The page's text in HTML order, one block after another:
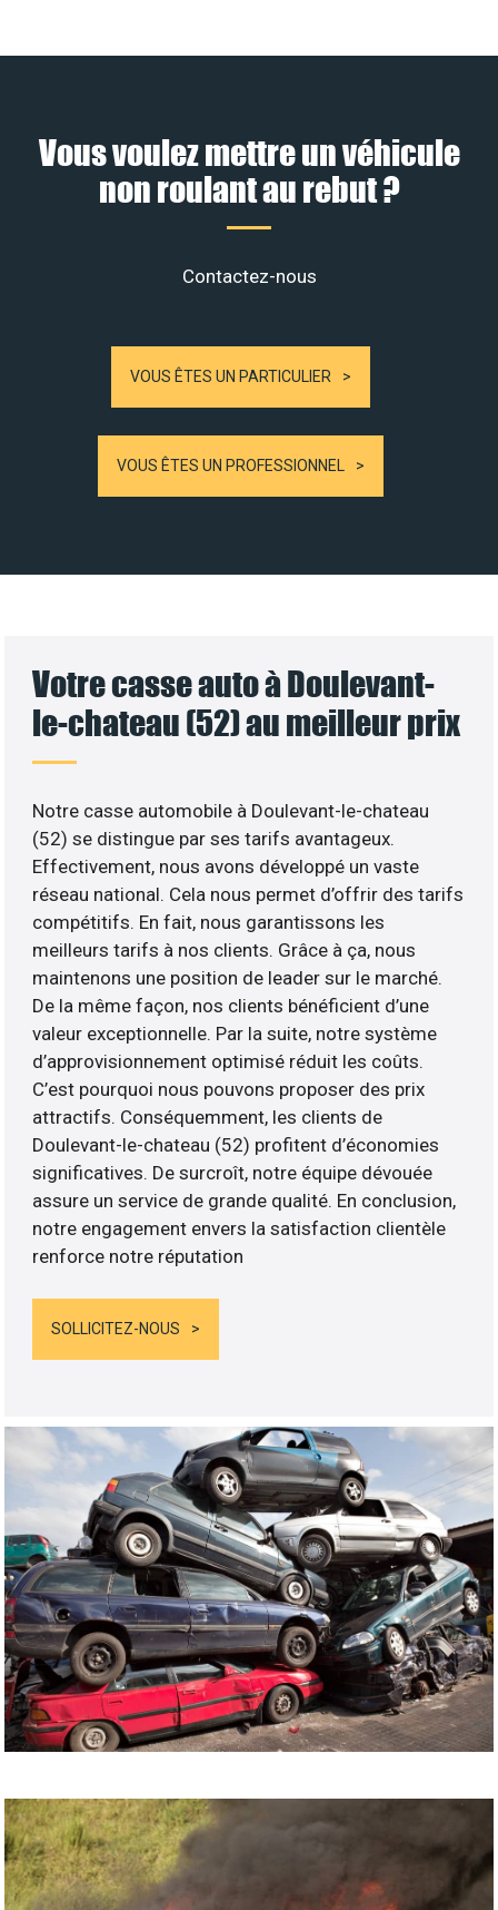
Vous voulez mettre un véhicule
non roulant au rebut ?
Contactez-nous
VOUS ÊTES UN PARTICULIER
VOUS ÊTES UN PROFESSIONNEL
Votre casse auto à Doulevant-
le-chateau (52) au meilleur prix
Notre casse automobile à Doulevant-le-chateau
(52) se distingue par ses tarifs avantageux.
Effectivement, nous avons développé un vaste
réseau national. Cela nous permet d’offrir des tarifs
compétitifs. En fait, nous garantissons les
meilleurs tarifs à nos clients. Grâce à ça, nous
maintenons une position de leader sur le marché.
De la même façon, nos clients bénéficient d’une
valeur exceptionnelle. Par la suite, notre système
d’approvisionnement optimisé réduit les coûts.
C’est pourquoi nous pouvons proposer des prix
attractifs. Conséquemment, les clients de
Doulevant-le-chateau (52) profitent d’économies
significatives. De surcroît, notre équipe dévouée
assure un service de grande qualité. En conclusion,
notre engagement envers la satisfaction clientèle
renforce notre réputation
SOLLICITEZ-NOUS